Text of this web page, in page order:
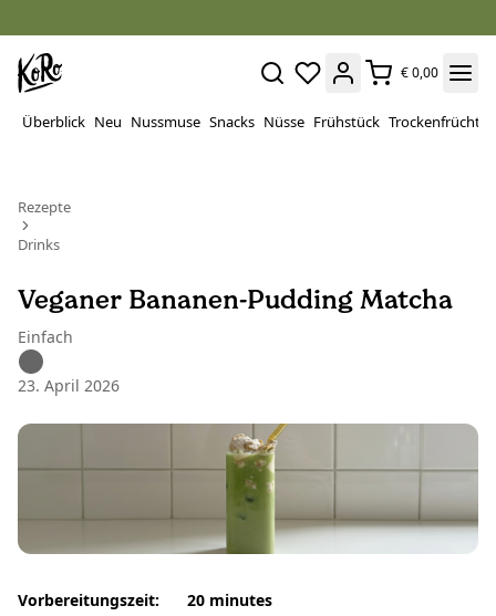
€ 0,00
Überblick Neu Nussmuse Snacks Nüsse Frühstück Trockenfrüchte
Rezepte
Drinks
Veganer Bananen-Pudding Matcha
Einfach
23. April 2026
Vorbereitungszeit:
20 minutes